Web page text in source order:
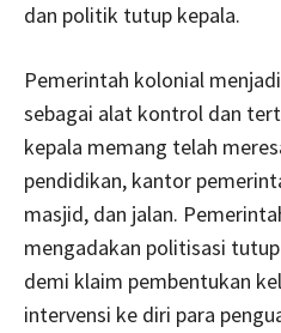
dan politik tutup kepala.
Pemerintah kolonial
sebagai alat kontrol dan
kepala memang telah
pendidikan, kantor
masjid, dan jalan.
mengadakan politisasi
demi klaim pembentukan
intervensi ke diri para